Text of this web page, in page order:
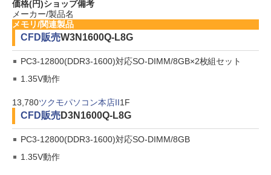
価格(円)ショップ備考
メーカー/製品名
メモリ/関連製品
CFD販売W3N1600Q-L8G
PC3-12800(DDR3-1600)対応SO-DIMM/8GB×2枚組セット
1.35V動作
13,780ツクモパソコン本店II1F
CFD販売D3N1600Q-L8G
PC3-12800(DDR3-1600)対応SO-DIMM/8GB
1.35V動作